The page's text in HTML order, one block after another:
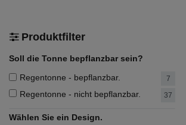
Produktfilter
Soll die Tonne bepflanzbar sein?
Regentonne - bepflanzbar.
7
Regentonne - nicht bepflanzbar. 37
Wählen Sie ein Design.